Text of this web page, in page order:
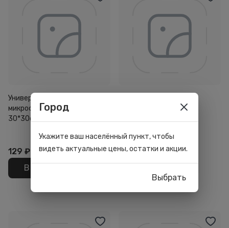
Универсальные салфетки из
микрофибры Clear Line
30*30см 4шт
129 ₽
В корзину
микрофибры Clear Line
129₽
Город
Укажите ваш населённый пункт, чтобы
видеть актуальные цены, остатки и акции.
Выбрать